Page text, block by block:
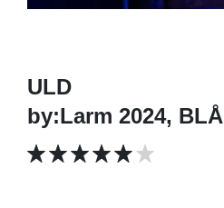
ULD
by:Larm 2024, BLÅ